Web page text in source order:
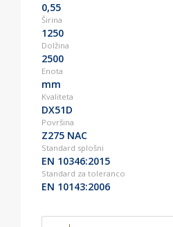
0,55
Širina
1250
Dolžina
2500
Enota
mm
Kvaliteta
DX51D
Površina
Z275 NAC
Standard splošni
EN 10346:2015
Standard za toleranco
EN 10143:2006